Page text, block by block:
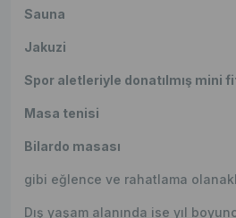
Sauna
Jakuzi
Spor aletleriyle donatılmış mini
Masa tenisi
Bilardo masası
gibi eğlence ve rahatlama
Dış yaşam alanında ise yıl